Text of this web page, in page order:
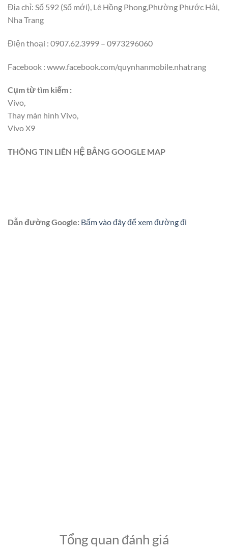
Địa chỉ: Số 592 (Số mới), Lê Hồng Phong,Phường Phước Hải,
Nha Trang
Điện thoại : 0907.62.3999 – 0973296060
Facebook : www.facebook.com/quynhanmobile.nhatrang
Cụm từ tìm kiếm :
Vivo,
Thay màn hình Vivo,
Vivo X9
THÔNG TIN LIÊN HỆ BẲNG GOOGLE MAP
Dẫn đường Google: Bấm vào đây để xem đường đi
Tổng quan đánh giá